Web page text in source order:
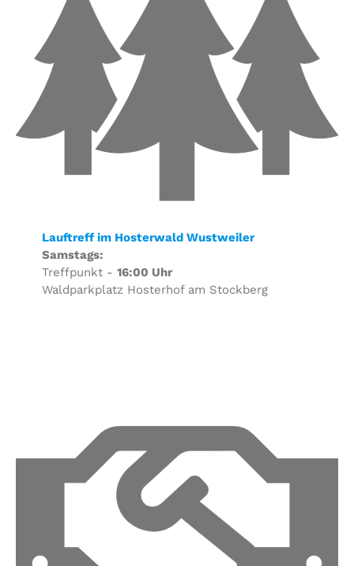
Lauftreff im Hosterwald Wustweiler
Samstags:
Treffpunkt - 16:00 Uhr
Waldparkplatz Hosterhof am Stockberg